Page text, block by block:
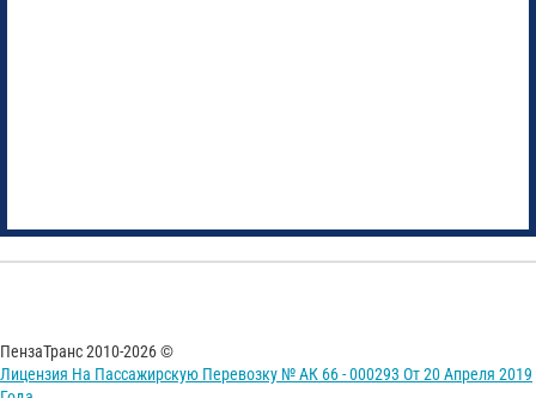
ПензаТранс 2010-2026 ©
Лицензия На Пассажирскую Перевозку № АК 66 - 000293 От 20 Апреля 2019